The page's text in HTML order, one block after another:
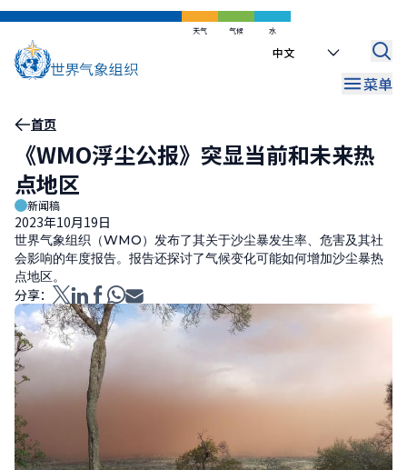
跳
天气 气候 水
Select
菜单
面
包
屑
首页
《WMO浮尘公报》突显当前和未来热
点地区
新闻稿
2023年10月19日
世界气象组织（WMO）发布了其关于沙尘暴发生率、危害及其社
会影响的年度报告。报告还探讨了气候变化可能如何增加沙尘暴热
点地区。
分享：